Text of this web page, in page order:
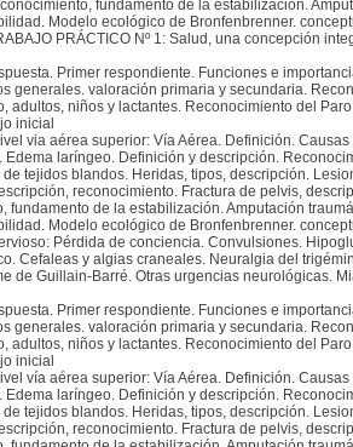
fundamento de la estabilización.
Modelo ecológico de Bronfenbrenner.
PRÁCTICO Nº 1: Salud, una concepción
Primer respondiente. Funciones e
generales. valoración primaria y secundaria.
adultos, niños y lactantes. Reconocimiento del
inicial
via aérea superior: Vía Aérea. Definición.
laríngeo. Definición y descripción.
tejidos blandos. Heridas, tipos, descripción.
reconocimiento. Fractura de pelvis,
fundamento de la estabilización. Amputación
Modelo ecológico de Bronfenbrenner.
Pérdida de conciencia. Convulsiones.
Cefaleas y algias craneales. Neuralgia del
de Guillain-Barré. Otras urgencias neurológicas.
Primer respondiente. Funciones e
generales. valoración primaria y secundaria.
adultos, niños y lactantes. Reconocimiento del
inicial
vía aérea superior: Vía Aérea. Definición.
laríngeo. Definición y descripción.
tejidos blandos. Heridas, tipos, descripción.
reconocimiento. Fractura de pelvis,